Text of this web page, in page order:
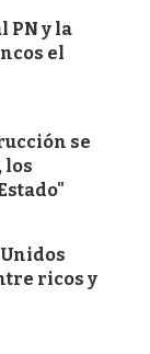
PN y la
el
se
los
ricos y